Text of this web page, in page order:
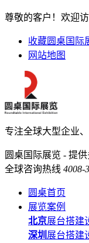
尊敬的客户！欢迎
收藏圆桌国际
网站地图
专注全球大型企业
圆桌国际展览 - 提
全球咨询热线 4008-
圆桌首页
展览案例
北京展台搭建
深圳 展台搭建